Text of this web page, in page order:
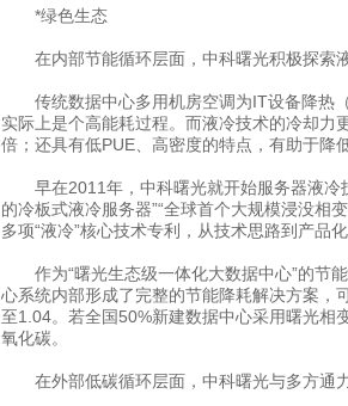
*绿色生态
在内部节能循环层面，中科曙光积极探索液
传统数据中心多用机房空调为IT设备降热（
实际上是个高能耗过程。而液冷技术的冷却
倍；还具有低PUE、高密度的特点，有助于降
早在2011年，中科曙光就开始服务器液冷
的冷板式液冷服务器”“全球首个大规模浸没相
多项“液冷”核心技术专利，从技术思路到产品
作为“曙光生态级一体化大数据中心”的节
心系统内部形成了完整的节能降耗解决方案，
至1.04。若全国50%新建数据中心采用曙光相
氧化碳。
在外部低碳循环层面，中科曙光与多方通力